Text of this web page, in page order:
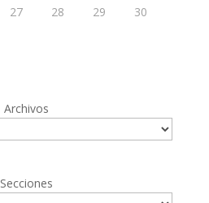
27 28 29
30
Archivos
Secciones